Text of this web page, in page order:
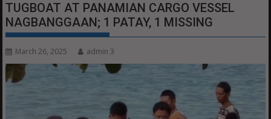
TUGBOAT AT PANAMIAN CARGO VESSEL
NAGBANGGAAN; 1 PATAY, 1 MISSING
March 26, 2025 admin 3